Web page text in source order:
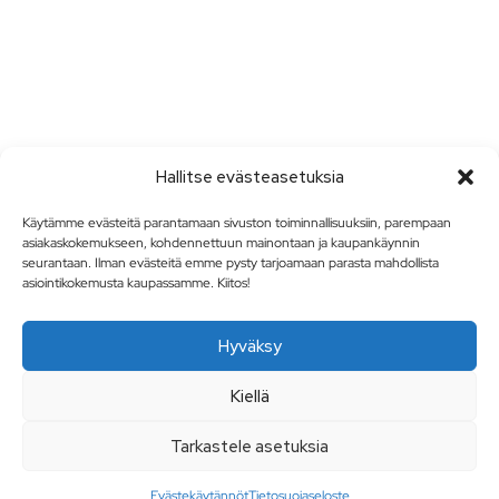
Hallitse evästeasetuksia
Käytämme evästeitä parantamaan sivuston toiminnallisuuksiin, parempaan
asiakaskokemukseen, kohdennettuun mainontaan ja kaupankäynnin
seurantaan. Ilman evästeitä emme pysty tarjoamaan parasta mahdollista
asiointikokemusta kaupassamme. Kiitos!
Hyväksy
Kiellä
Tarkastele asetuksia